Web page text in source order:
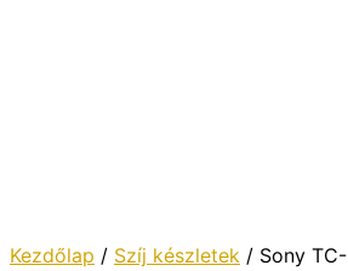
Kezdőlap / Szíj készletek / Sony TC-